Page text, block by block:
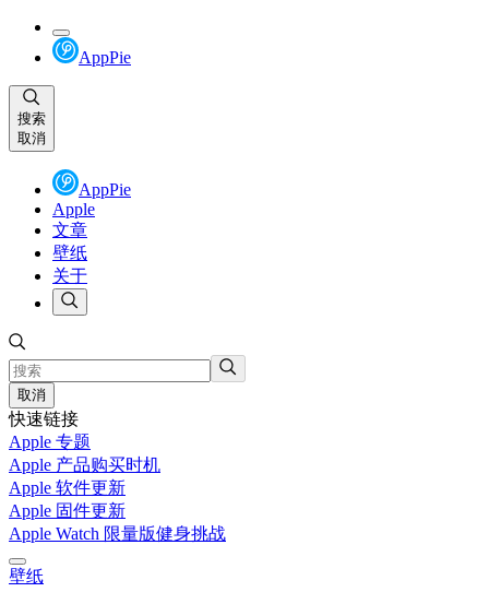
AppPie
搜索
取消
AppPie
Apple
文章
壁纸
关于
取消
快速链接
Apple 专题
Apple 产品购买时机
Apple 软件更新
Apple 固件更新
Apple Watch 限量版健身挑战
壁纸